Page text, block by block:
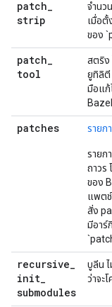
patch_
strip
จำนว
เมื่อตั้
ของ
patch_
tool
สตริง
ยูทิลิตี
มือแก้
Bazel
patches รายก
รายก
ถาวร
ของ
แพตช์
สั่ง
มีอาร์
recursive_
init_
submodules
บูลีน
ว่าจะ